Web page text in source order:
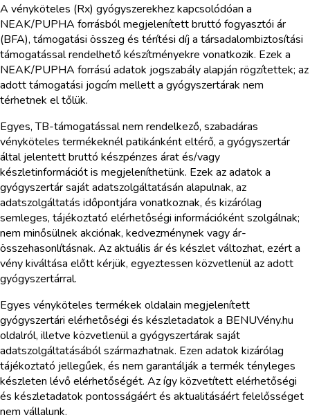
A vényköteles (Rx) gyógyszerekhez kapcsolódóan a
NEAK/PUPHA forrásból megjelenített bruttó fogyasztói ár
(BFA), támogatási összeg és térítési díj a társadalombiztosítási
támogatással rendelhető készítményekre vonatkozik. Ezek a
NEAK/PUPHA forrású adatok jogszabály alapján rögzítettek; az
adott támogatási jogcím mellett a gyógyszertárak nem
térhetnek el tőlük.
Egyes, TB-támogatással nem rendelkező, szabadáras
vényköteles termékeknél patikánként eltérő, a gyógyszertár
által jelentett bruttó készpénzes árat és/vagy
készletinformációt is megjeleníthetünk. Ezek az adatok a
gyógyszertár saját adatszolgáltatásán alapulnak, az
adatszolgáltatás időpontjára vonatkoznak, és kizárólag
semleges, tájékoztató elérhetőségi információként szolgálnak;
nem minősülnek akciónak, kedvezménynek vagy ár-
összehasonlításnak. Az aktuális ár és készlet változhat, ezért a
vény kiváltása előtt kérjük, egyeztessen közvetlenül az adott
gyógyszertárral.
Egyes vényköteles termékek oldalain megjelenített
gyógyszertári elérhetőségi és készletadatok a BENUVény.hu
oldalról, illetve közvetlenül a gyógyszertárak saját
adatszolgáltatásából származhatnak. Ezen adatok kizárólag
tájékoztató jellegűek, és nem garantálják a termék tényleges
készleten lévő elérhetőségét. Az így közvetített elérhetőségi
és készletadatok pontosságáért és aktualitásáért felelősséget
nem vállalunk.